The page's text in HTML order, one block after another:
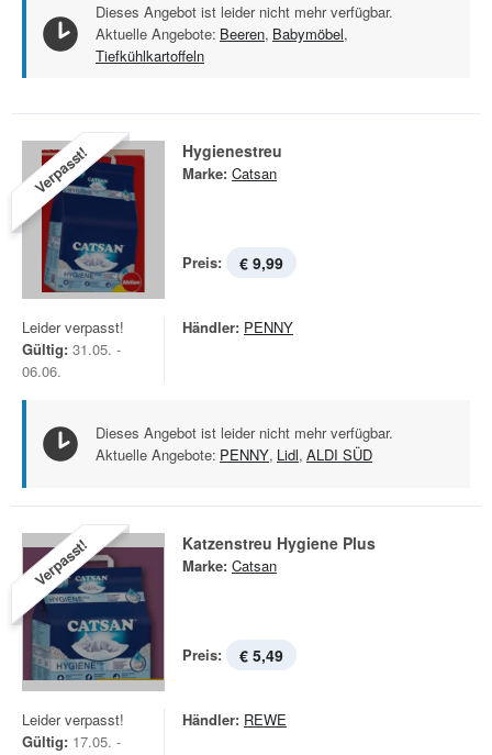
Dieses Angebot ist leider nicht mehr verfügbar.
Aktuelle Angebote: Beeren, Babymöbel,
Tiefkühlkartoffeln
Verpasst! Hygienestreu
Marke: Catsan
Preis: € 9,99
Leider verpasst!
Gültig: 31.05. -
06.06.
Händler: PENNY
Dieses Angebot ist leider nicht mehr verfügbar.
Aktuelle Angebote: PENNY, Lidl, ALDI SÜD
Verpasst! Katzenstreu Hygiene Plus
Marke: Catsan
Preis: € 5,49
Leider verpasst!
Gültig: 17.05. -
Händler: REWE